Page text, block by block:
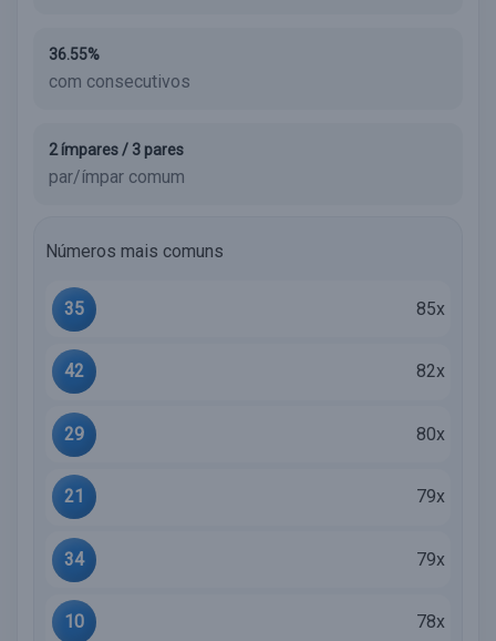
36.55%
com consecutivos
2 ímpares / 3 pares
par/ímpar comum
Números mais comuns
35 85x
42 82x
29 80x
21 79x
34 79x
10 78x